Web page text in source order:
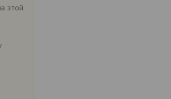
этой